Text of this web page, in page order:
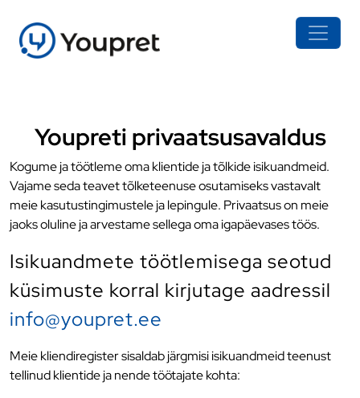
Youpreti privaatsusavaldus
Kogume ja töötleme oma klientide ja tõlkide isikuandmeid.
Vajame seda teavet tõlketeenuse osutamiseks vastavalt
meie kasutustingimustele ja lepingule. Privaatsus on meie
jaoks oluline ja arvestame sellega oma igapäevases töös.
Isikuandmete töötlemisega seotud
küsimuste korral kirjutage aadressil
info@youpret.ee
Meie kliendiregister sisaldab järgmisi isikuandmeid teenust
tellinud klientide ja nende töötajate kohta: